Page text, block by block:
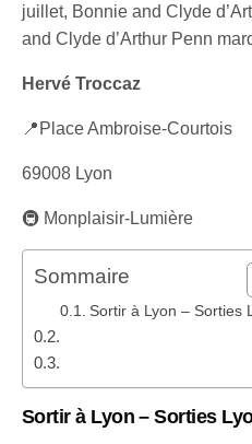
juillet, Bonnie and Clyde
and Clyde d’Arthur Penn
Hervé Troccaz
📍Place Ambroise-Courtois
69008 Lyon
🚇 Monplaisir-Lumière
Sommaire
Sortir à Lyon – Sorties
Sortir à Lyon – Sorties